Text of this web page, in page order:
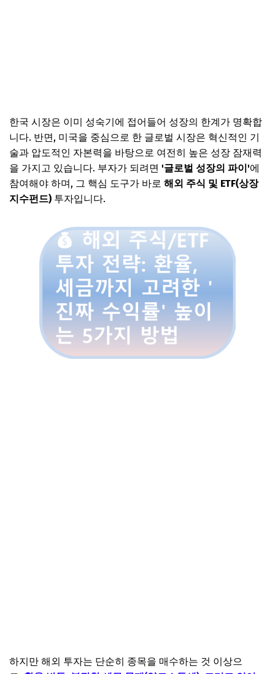
한국 시장은 이미 성숙기에 접어들어 성장의 한계가 명확합
니다. 반면, 미국을 중심으로 한 글로벌 시장은 혁신적인 기
술과 압도적인 자본력을 바탕으로 여전히 높은 성장 잠재력
을 가지고 있습니다. 부자가 되려면 '글로벌 성장의 파이'에
참여해야 하며, 그 핵심 도구가 바로 해외 주식 및 ETF(상장
지수펀드) 투자입니다.
하지만 해외 투자는 단순히 종목을 매수하는 것 이상으